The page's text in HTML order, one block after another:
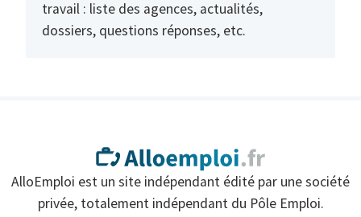
travail : liste des agences, actualités,
dossiers, questions réponses, etc.
AlloEmploi est un site indépendant édité par une société
privée, totalement indépendant du Pôle Emploi.